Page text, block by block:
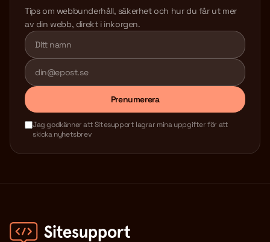
Tips om webbunderhåll, säkerhet och hur du får ut mer
av din webb, direkt i inkorgen.
Lämna detta fält tomt
Prenumerera
Jag godkänner att Sitesupport lagrar mina uppgifter för att
skicka nyhetsbrev